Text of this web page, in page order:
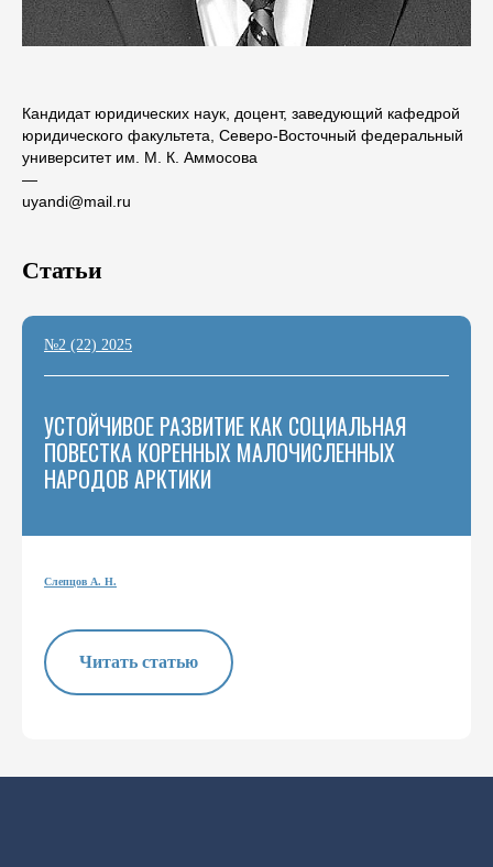
Кандидат юридических наук, доцент, заведующий кафедрой
юридического факультета, Северо-Восточный федеральный
университет им. М. К. Аммосова
―
uyandi@mail.ru
Статьи
№2 (22) 2025
УСТОЙЧИВОЕ РАЗВИТИЕ КАК СОЦИАЛЬНАЯ
ПОВЕСТКА КОРЕННЫХ МАЛОЧИСЛЕННЫХ
НАРОДОВ АРКТИКИ
Слепцов А. Н.
Читать статью